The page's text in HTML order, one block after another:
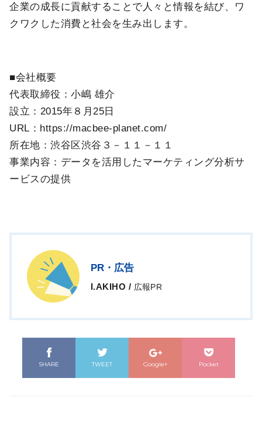
企業の成長に貢献することで人々と情報を結び、ワ
クワクした消費と社会を生み出します。
■会社概要
代表取締役：小嶋 雄介
設立：2015年８月25日
URL：https://macbee-planet.com/
所在地：渋谷区渋谷３－１１－１１
事業内容：データを活用したマーケティング分析サ
ービスの提供
PR・広告
I.AKIHO / 広報PR
SHARE TWEET Google+ Pocket